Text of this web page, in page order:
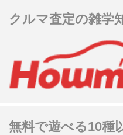
クルマ査定の雑学
無料で遊べる10種